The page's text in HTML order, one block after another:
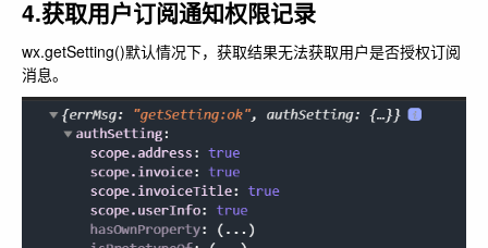
4.获取用户订阅通知权限记录
wx.getSetting()默认情况下，获取结果无法获取用户是否授权订阅
消息。